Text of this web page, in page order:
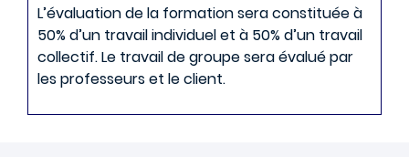
L’évaluation de la formation sera constituée à
50% d’un travail individuel et à 50% d’un travail
collectif. Le travail de groupe sera évalué par
les professeurs et le client.